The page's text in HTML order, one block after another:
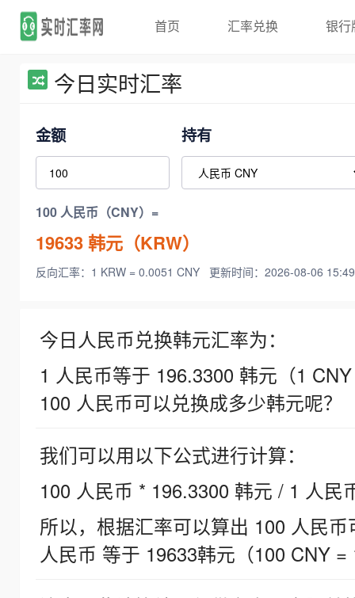
首页 汇率兑换 银行
今日实时汇率
金额 持有
100 人民币（CNY）=
19633韩元（KRW）
反向汇率：1 KRW = 0.0051 CNY 更新时间：2026-08-06
今日人民币兑换韩元汇率为：
1 人民币等于 196.3300 韩元（1
100 人民币可以兑换成多少韩元呢？
我们可以用以下公式进行计算：
100 人民币 * 196.3300 韩元 / 1 人民
所以，根据汇率可以算出 100 人民
人民币 等于 19633韩元（100 CNY =